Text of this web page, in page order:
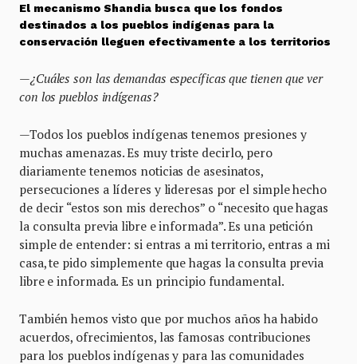
El mecanismo Shandia busca que los fondos
destinados a los pueblos indígenas para la
conservación lleguen efectivamente a los territorios
—¿Cuáles son las demandas específicas que tienen que ver
con los pueblos indígenas?
—Todos los pueblos indígenas tenemos presiones y
muchas amenazas. Es muy triste decirlo, pero
diariamente tenemos noticias de asesinatos,
persecuciones a líderes y lideresas por el simple hecho
de decir “estos son mis derechos” o “necesito que hagas
la consulta previa libre e informada”. Es una petición
simple de entender: si entras a mi territorio, entras a mi
casa, te pido simplemente que hagas la consulta previa
libre e informada. Es un principio fundamental.
También hemos visto que por muchos años ha habido
acuerdos, ofrecimientos, las famosas contribuciones
para los pueblos indígenas y para las comunidades